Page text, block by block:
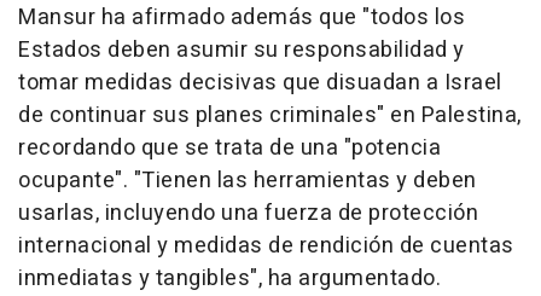
Mansur ha afirmado además que "todos los
Estados deben asumir su responsabilidad y
tomar medidas decisivas que disuadan a Israel
de continuar sus planes criminales" en Palestina,
recordando que se trata de una "potencia
ocupante". "Tienen las herramientas y deben
usarlas, incluyendo una fuerza de protección
internacional y medidas de rendición de cuentas
inmediatas y tangibles", ha argumentado.